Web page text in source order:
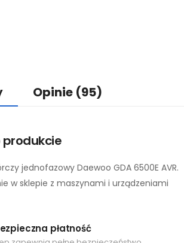
Opinie (95)
jednofazowy Daewoo GDA 6500E AVR.
w sklepie z maszynami i urządzeniami
płatność